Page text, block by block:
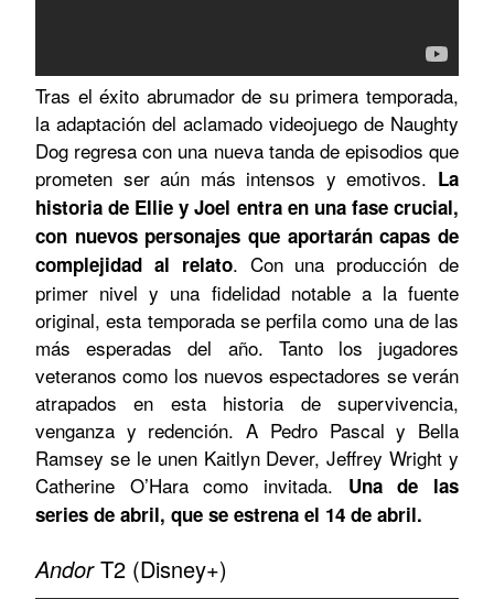
Tras el éxito abrumador de su primera temporada,
la adaptación del aclamado videojuego de Naughty
Dog regresa con una nueva tanda de episodios que
prometen ser aún más intensos y emotivos. La
historia de Ellie y Joel entra en una fase crucial,
con nuevos personajes que aportarán capas de
complejidad al relato. Con una producción de
primer nivel y una fidelidad notable a la fuente
original, esta temporada se perfila como una de las
más esperadas del año. Tanto los jugadores
veteranos como los nuevos espectadores se verán
atrapados en esta historia de supervivencia,
venganza y redención. A Pedro Pascal y Bella
Ramsey se le unen Kaitlyn Dever, Jeffrey Wright y
Catherine O’Hara como invitada. Una de las
series de abril, que se estrena el 14 de abril.
AndorT2 (Disney+)